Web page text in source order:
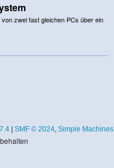
zwei fast gleichen PCs über ein
| SMF © 2024, Simple Machines